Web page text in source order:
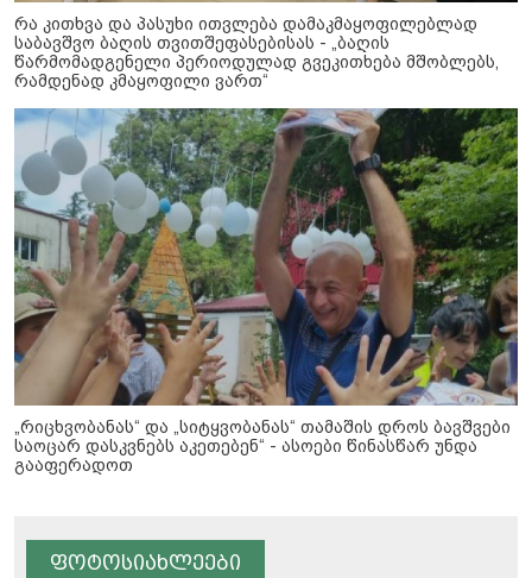
რა კითხვა და პასუხი ითვლება დამაკმაყოფილებლად
საბავშვო ბაღის თვითშეფასებისას - „ბაღის
წარმომადგენელი პერიოდულად გვეკითხება მშობლებს,
რამდენად კმაყოფილი ვართ“
„რიცხვობანას“ და „სიტყვობანას“ თამაშის დროს ბავშვები
საოცარ დასკვნებს აკეთებენ“ - ასოები წინასწარ უნდა
გააფერადოთ
ფოტოსიახლეები